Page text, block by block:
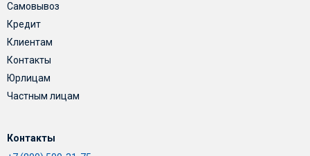
Самовывоз
Кредит
Клиентам
Контакты
Юрлицам
Частным лицам
Контакты